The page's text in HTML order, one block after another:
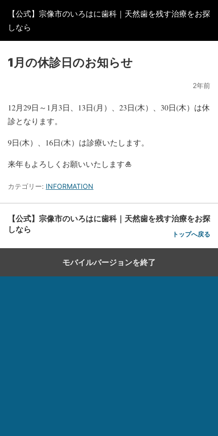
【公式】宗像市のいろはに歯科｜天然歯を残す治療をお探
しなら
1月の休診日のお知らせ
2年前
12月29日～1月3日、13日(月 ）、23日(木）、30日(木）は休
診となります。
9日(木）、16日(木）は診療いたします。
来年もよろしくお願いいたします🎍
カテゴリー: INFORMATION
【公式】宗像市のいろはに歯科｜天然歯を残す治療をお探
しなら
トップへ戻る
モバイルバージョンを終了